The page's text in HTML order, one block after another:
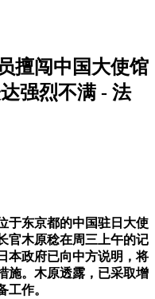
擅闯中国大使馆
强烈不满 - 法
于东京都的中国驻日大使
官木原稔在周三上午的记
本政府已向中方说明，将
施。木原透露，已采取增
工作。